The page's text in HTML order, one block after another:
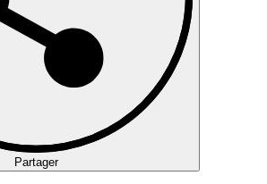
Partager